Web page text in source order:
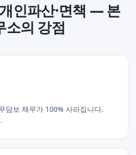
개인파산·면책 — 본
소의 강점
담보 채무가 100% 사라집니다.